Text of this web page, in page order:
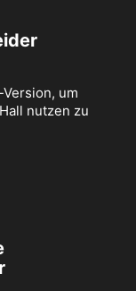
um
nutzen zu